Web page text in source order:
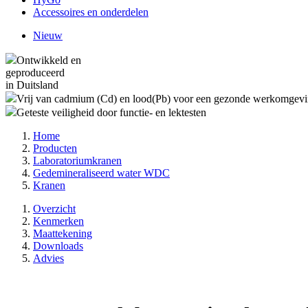
Accessoires en onderdelen
Nieuw
Ontwikkeld en
geproduceerd
in Duitsland
Vrij van cadmium (Cd) en lood(Pb) voor een gezonde
Geteste veiligheid door functie- en lektesten
Home
Producten
Laboratoriumkranen
Gedemineraliseerd water WDC
Kranen
Overzicht
Kenmerken
Maattekening
Downloads
Advies